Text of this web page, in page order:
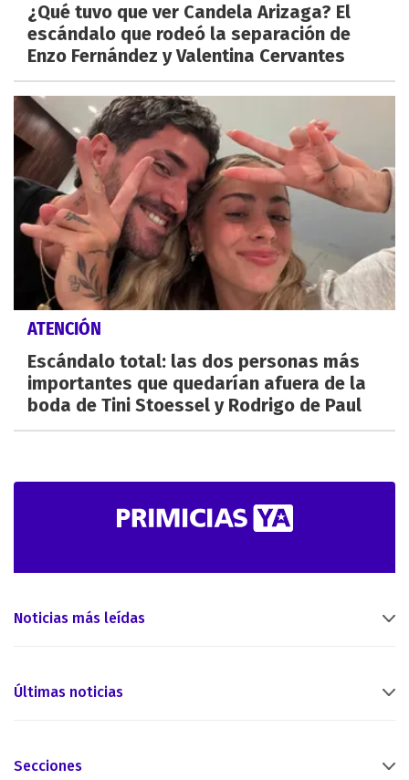
¿Qué tuvo que ver Candela Arizaga? El
escándalo que rodeó la separación de
Enzo Fernández y Valentina Cervantes
ATENCIÓN
Escándalo total: las dos personas más
importantes que quedarían afuera de la
boda de Tini Stoessel y Rodrigo de Paul
Noticias más leídas
Últimas noticias
Secciones